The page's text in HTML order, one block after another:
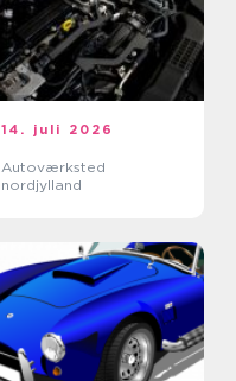
14. juli 2026
Autoværksted
nordjylland